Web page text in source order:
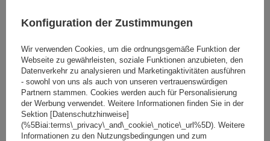
139,99 € inkl. MwSt
Niedrigster Preis in 30 Tagen vor Rabatt:166,99 €-16%
Große Menge verfügbar
Wir versenden schon am 10. August
In den
Warenkorb
SONDERANGEBOT
Fassungsvermögen: Fahrräder:
2
Maximales Fahrradgewicht:
22,5 kg
Konfiguration der Zustimmungen
Wir verwenden Cookies, um die ordnungsgemäße Funktion der
Webseite zu gewährleisten, soziale Funktionen anzubieten, den
Datenverkehr zu analysieren und Marketingaktivitäten ausführen
- sowohl von uns als auch von unseren vertrauenswürdigen
Partnern stammen. Cookies werden auch für Personalisierung
der Werbung verwendet. Weitere Informationen finden Sie in der
Sektion [Datenschutzhinweise]
(%5Biai:terms\_privacy\_and\_cookie\_notice\_url%5D). Weitere
Informationen zu den Nutzungsbedingungen und zum